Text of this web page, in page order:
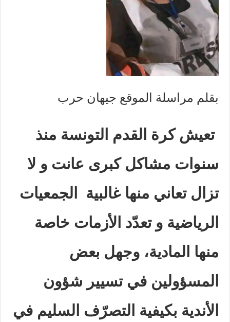
بقلم مراسلة الموقع جيهان حرب
تعيش كرة القدم التونسة منذ
سنوات مشاكل كبرى عانت و لا
تزال تعاني منها غالبية الجمعيات
الرياضية و تعدّد الأزمات خاصة
منها المادية، وجهل بعض
المسؤولين في تسيير شؤون
الأندية بكيفية التصرّف السليم في